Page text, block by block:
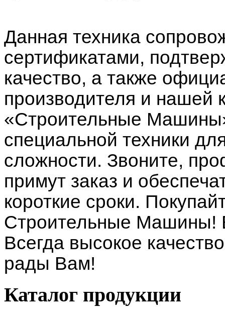
Данная техника
сертификатами,
качество, а также
производителя и нашей
«Строительные
специальной техники
сложности. Звоните,
примут заказ и
короткие сроки.
Строительные Машины!
Всегда высокое
рады Вам!
Каталог продукции